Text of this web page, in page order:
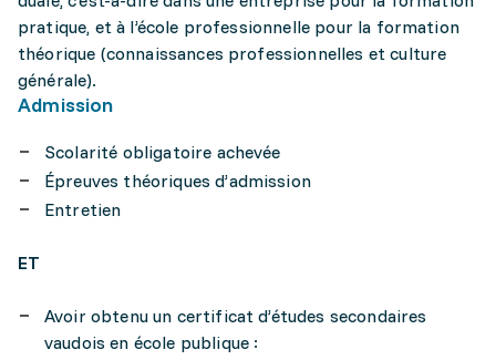
pratique, et à l’école professionnelle pour la formation
théorique (connaissances professionnelles et culture
générale).
Admission
Scolarité obligatoire achevée
Épreuves théoriques d’admission
Entretien
ET
Avoir obtenu un certificat d’études secondaires
vaudois en école publique :